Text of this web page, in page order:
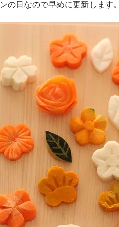
の日なので早めに更新します